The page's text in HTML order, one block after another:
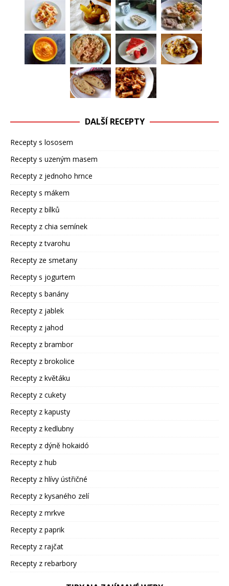
DALŠÍ RECEPTY
Recepty s lososem
Recepty s uzeným masem
Recepty z jednoho hrnce
Recepty s mákem
Recepty z bílků
Recepty z chia semínek
Recepty z tvarohu
Recepty ze smetany
Recepty s jogurtem
Recepty s banány
Recepty z jablek
Recepty z jahod
Recepty z brambor
Recepty z brokolice
Recepty z květáku
Recepty z cukety
Recepty z kapusty
Recepty z kedlubny
Recepty z dýně hokaidó
Recepty z hub
Recepty z hlívy ústřičné
Recepty z kysaného zelí
Recepty z mrkve
Recepty z paprik
Recepty z rajčat
Recepty z rebarbory